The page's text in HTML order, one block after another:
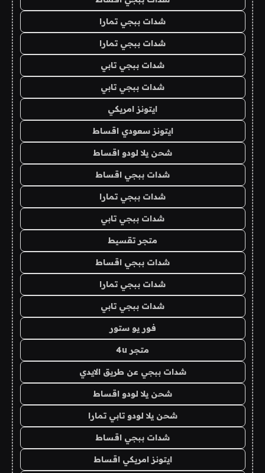
شدات ببجي تمارا
شدات ببجي تمارا
شدات ببجي تابي
شدات ببجي تابي
ايتونز امريكي
ايتونز سعودي اقساط
شحن يلا لودو اقساط
شدات ببجي اقساط
شدات ببجي تمارا
شدات ببجي تابي
متجر تقسيط
شدات ببجي اقساط
شدات ببجي تمارا
شدات ببجي تابي
فور يو ستور
متجر 4u
شدات ببجي عن طريق الايدي
شحن يلا لودو اقساط
شحن يلا لودو تابي تمارا
شدات ببجي اقساط
ايتونز امريكي اقساط